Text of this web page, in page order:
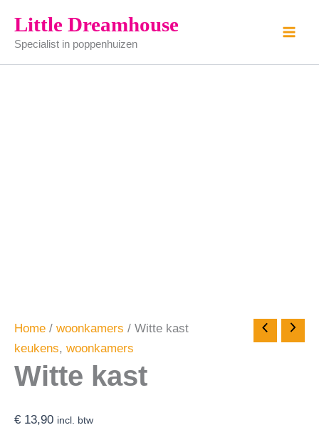
naar
inhoud
Little Dreamhouse
Specialist in poppenhuizen
Home / woonkamers / Witte kast
keukens, woonkamers
Witte kast
€ 13,90 incl. btw
kast
aantal